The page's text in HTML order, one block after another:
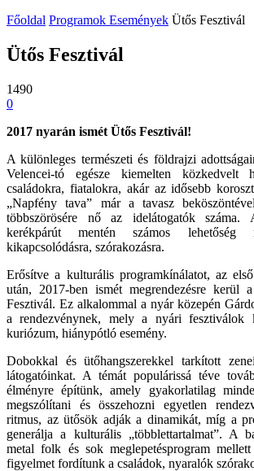
Főoldal Programok Események Ütős Fesztivál
Ütős Fesztivál
1490
0
2017 nyarán ismét Ütős Fesztivál!
A különleges természeti és földrajzi
Velencei-tó egésze kiemelten közkedvelt
családokra, fiatalokra, akár az idősebb
„Napfény tava” már a tavasz
többszörösére nő az idelátogatók száma.
kerékpárút mentén számos lehetőség
kikapcsolódásra, szórakozásra.
Erősítve a kulturális programkínálatot, az
után, 2017-ben ismét megrendezésre kerül
Fesztivál. Ez alkalommal a nyár közepén
a rendezvénynek, mely a nyári fesztiválok
kuriózum, hiánypótló esemény.
Dobokkal és ütőhangszerekkel tarkított
látogatóinkat. A témát populárissá téve
élményre építünk, amely gyakorlatilag
megszólítani és összehozni egyetlen
ritmus, az ütősök adják a dinamikát, míg a
generálja a kulturális „többlettartalmat”. A
metal folk és sok meglepetésprogram
figyelmet fordítunk a családok, nyaralók